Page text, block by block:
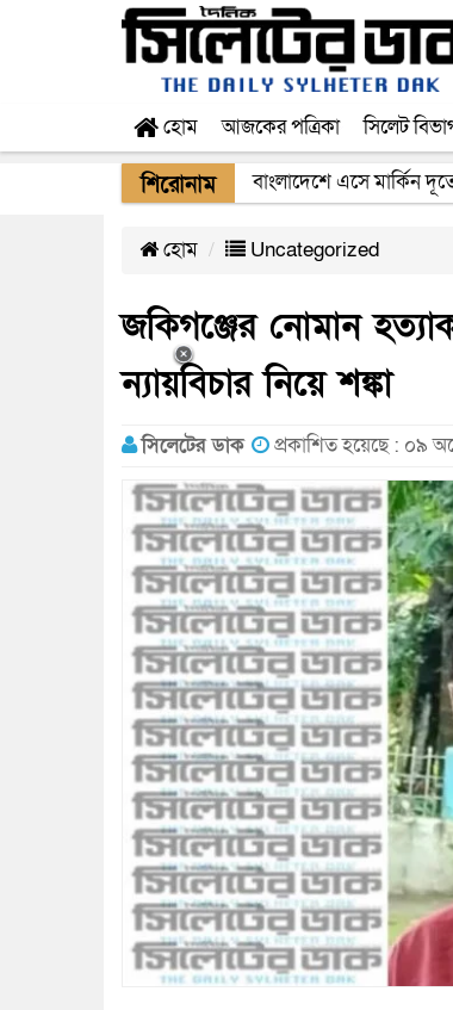
হোম আজকের পত্রিকা সিলেট
শিরোনাম ওসমানী বিমানবন্দরের
হোম Uncategorized
জকিগঞ্জের নোমান
ন্যায়বিচার নিয়ে শঙ্কা
সিলেটের ডাক প্রকাশিত হয়েছে : ০৯